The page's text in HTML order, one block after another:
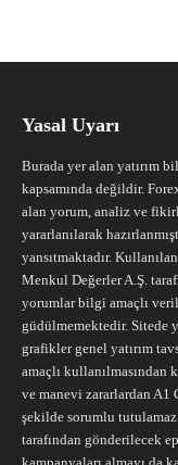
Yasal Uyarı
Burada yer alan yatırım
kapsamında değildir.
alan yorum, analiz ve
yararlanılarak
yansıtmaktadır.
Menkul Değerler A.Ş.
yorumlar bilgi amaçlı
güdülmemektedir. Sitede
grafikler genel yatırım
amaçlı
ve manevi zararlardan A1
şekilde sorumlu
tarafından gönderilecek